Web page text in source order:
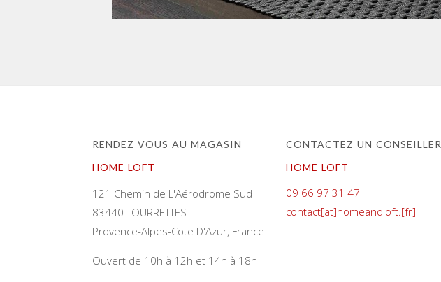
RENDEZ VOUS AU MAGASIN
HOME LOFT
121 Chemin de L'Aérodrome Sud
83440 TOURRETTES
Provence-Alpes-Cote D'Azur, France
Ouvert de 10h à 12h et 14h à 18h
CONTACTEZ UN CONSEILLER
HOME LOFT
09 66 97 31 47
contact[at]homeandloft.[fr]